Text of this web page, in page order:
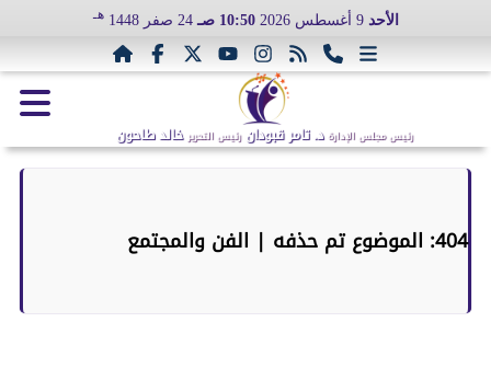
الأحد 9 أغسطس 2026 10:50 صـ 24 صفر 1448 هـ
رئيس مجلس الإدارة د. تامر قبودان رئيس التحرير خالد طاحون
404: الموضوع تم حذفه | الفن والمجتمع